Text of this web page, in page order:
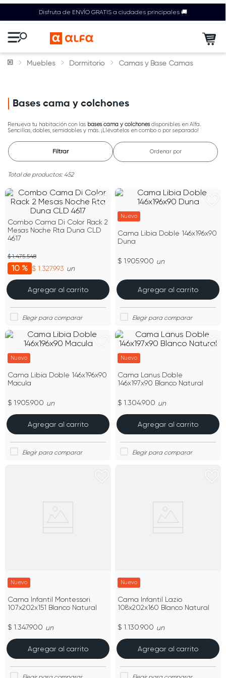
Disfruta de ENVÍO GRATIS a ciudades principales 🚚
Muebles Dormitorio Camas y Base Camas
Bases cama y colchones
Renueva tu habitación con las bases cama y colchonesdisponibles en Alfa.
Sencillas, dobles, semidobles y más. ¡Llévatelos en combo o por separado!
Filtrar Ordenar por
452
Combo Cama Di Color Rack 2
Mesas Noche Rta Duna CLD
4617
10 % $ 1.327.993
$ 1.475.548
un
Agregar al carrito
Nuevo
Cama Libia Doble 146x196x90
Duna
$ 1.905.900 un
Agregar al carrito
Nuevo
Cama Libia Doble 146x196x90
Macula
$ 1.905.900 un
Agregar al carrito
Nuevo
Cama Lanus Doble
146x197x90 Blanco Natural
$ 1.304.900 un
Agregar al carrito
Nuevo
Cama Infantil Montessori
107x202x151 Blanco Natural
$ 1.347.900 un
Agregar al carrito
Nuevo
Cama Infantil Lazio
108x202x160 Blanco Natural
$ 1.130.900 un
Agregar al carrito